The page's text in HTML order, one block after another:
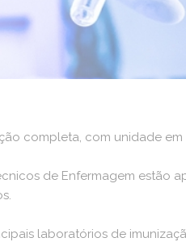
completa, com unidade
de Enfermagem
laboratórios de